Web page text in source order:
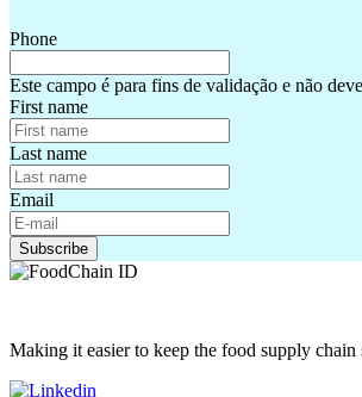
Phone
Este campo é para fins de validação e não
First name
Last name
Email
Making it easier to keep the food supply chain